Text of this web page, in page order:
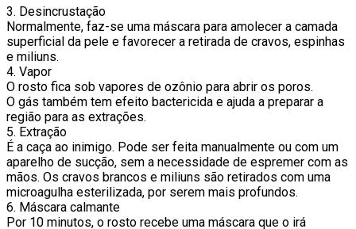
3. Desincrustação
Normalmente, faz-se uma máscara para amolecer a camada
superficial da pele e favorecer a retirada de cravos, espinhas
e miliuns.
4. Vapor
O rosto fica sob vapores de ozônio para abrir os poros.
O gás também tem efeito bactericida e ajuda a preparar a
região para as extrações.
5. Extração
É a caça ao inimigo. Pode ser feita manualmente ou com um
aparelho de sucção, sem a necessidade de espremer com as
mãos. Os cravos brancos e miliuns são retirados com uma
microagulha esterilizada, por serem mais profundos.
6. Máscara calmante
Por 10 minutos, o rosto recebe uma máscara que o irá